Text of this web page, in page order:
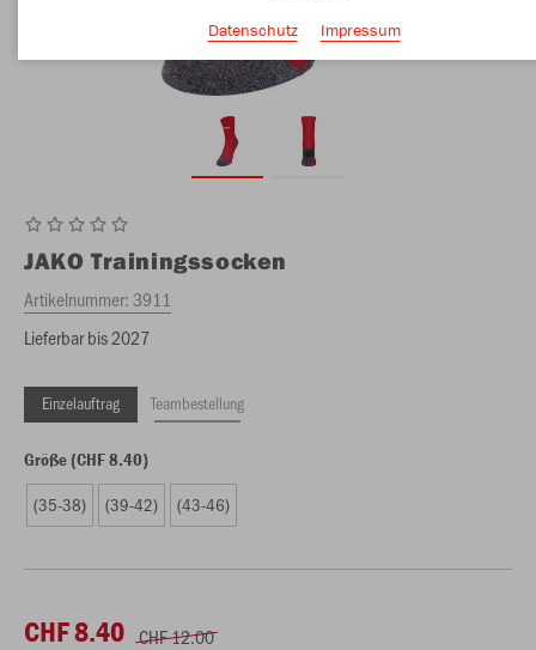
JAKO Trainingssocken
Artikelnummer:3911
Lieferbar bis 2027
Einzelauftrag Teambestellung
Größe (CHF 8.40)
(35-38) (39-42) (43-46)
CHF 8.40 CHF 12.00
Datenschutz
Impressum